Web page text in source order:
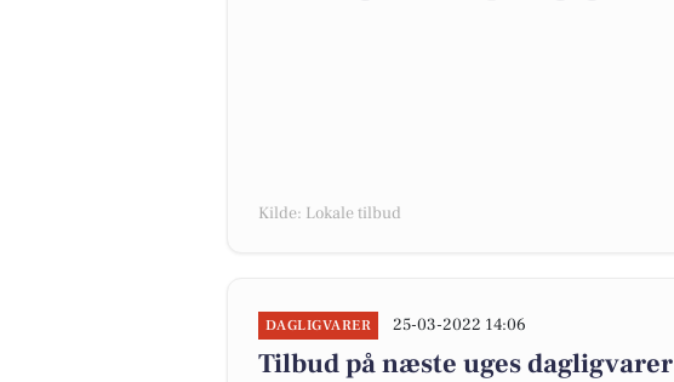
Kilde: Lokale tilbud
DAGLIGVARER 25-03-2022 14:06
Tilbud på næste uges dagligvarer